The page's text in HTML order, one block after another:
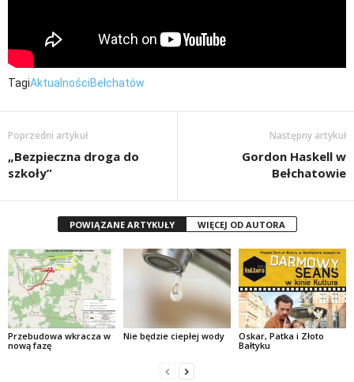
TagiAktualnościBełchatów
Poprzedni artykuł
„Bezpieczna droga do
szkoły”
Następny artykuł
Gordon Haskell w
Bełchatowie
POWIĄZANE ARTYKUŁY WIĘCEJ OD AUTORA
Przebudowa wkracza w
nową fazę
Nie będzie ciepłej wody
Oskar, Patka i Złoto
Bałtyku